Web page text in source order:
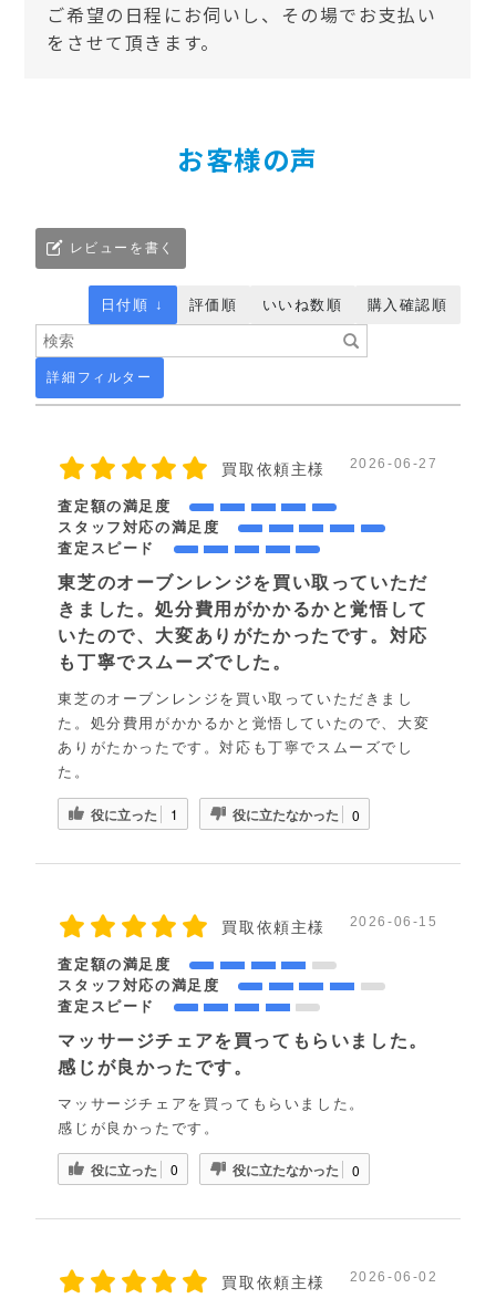
ご希望の日程にお伺いし、その場でお支払い
をさせて頂きます。
お客様の声
レビューを書く
詳細フィルター
日付順 ↓ 評価順 いいね数順 購入確認順
買取依頼主様 2026-06-27
査定額の満足度
スタッフ対応の満足度
査定スピード
東芝のオーブンレンジを買い取っていただ
きました。処分費用がかかるかと覚悟して
いたので、大変ありがたかったです。対応
も丁寧でスムーズでした。
東芝のオーブンレンジを買い取っていただきまし
た。処分費用がかかるかと覚悟していたので、大変
ありがたかったです。対応も丁寧でスムーズでし
た。
役に立った 1 役に立たなかった 0
買取依頼主様 2026-06-15
査定額の満足度
スタッフ対応の満足度
査定スピード
マッサージチェアを買ってもらいました。
感じが良かったです。
マッサージチェアを買ってもらいました。
感じが良かったです。
役に立った 0 役に立たなかった 0
買取依頼主様 2026-06-02